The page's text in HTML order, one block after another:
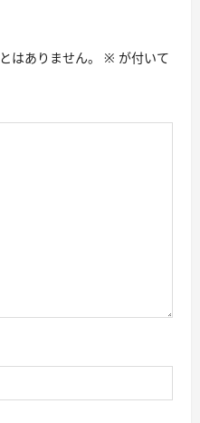
はありません。 ※ が付いて